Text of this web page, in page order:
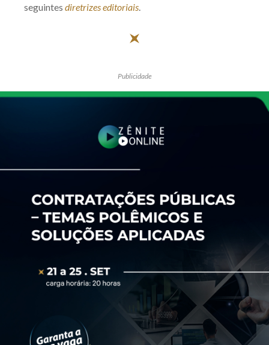
seguintes diretrizes editoriais
Publicidade